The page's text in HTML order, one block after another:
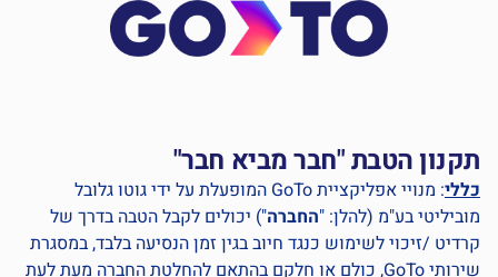
תקנון הטבת "חבר מביא חבר"
כללי
: מנויי אפליקציית GoTo המופעלת על ידי גוטו גלובל
מוביליטי בע"מ (להלן: "החברה") יכולים לקבל הטבה בדרך של
קרדיט /זיכוי לשימוש כנגד חיוב בגין זמן הנסיעה בלבד, במסגרת
שירותי GoTo, כולם או חלקם בהתאם להחלטת החברה מעת לעת